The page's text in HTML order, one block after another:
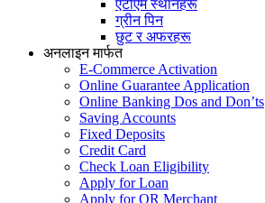
एटीएम स्थानहरू
ग्रीन पिन
छुट र अफरहरू
अनलाइन मार्फत
E-Commerce Activation
Online Guarantee Application
Online Banking Dos and Don’ts
Saving Accounts
Fixed Deposits
Credit Card
Check Loan Eligibility
Apply for Loan
Apply for QR Merchant